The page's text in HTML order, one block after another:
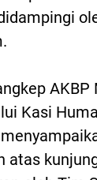
Kasi
atas